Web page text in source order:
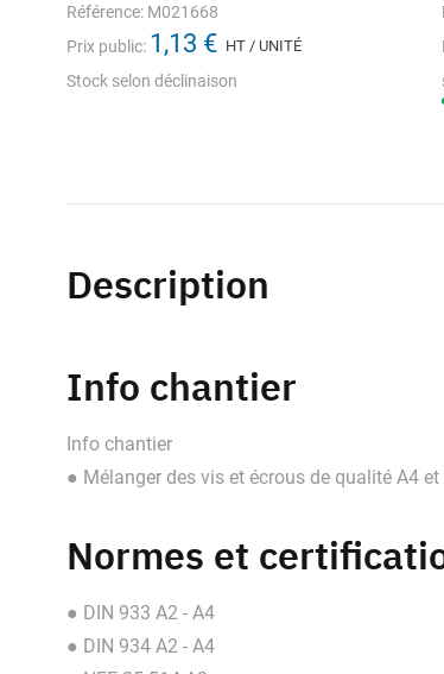
Référence: M021668
Prix public: 1,13 € HT / UNITÉ
Stock selon déclinaison
Description
Info chantier
Info chantier
● Mélanger des vis et écrous de qualité A4
Normes et
● DIN 933 A2 - A4
● DIN 934 A2 - A4